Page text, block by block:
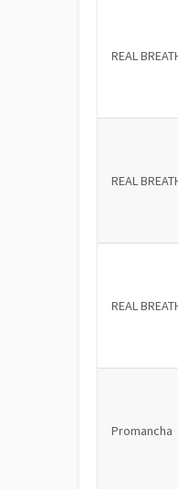
REAL
REAL
REAL
Promancha